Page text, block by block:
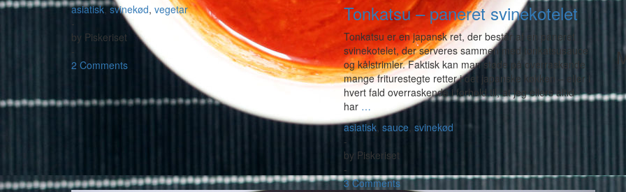
asiatisk,svinekød, vegetar
-
by Piskeriset
-
2 Comments
Tonkatsu – paneret svinekotelet
Tonkatsu er en japansk ret, der består af en paneret
svinekotelet, der serveres sammen med tonkatsusauce
og kålstrimler. Faktisk kan man støde på overraskende
mange friturestegte retter i det japanske køkken – eller i
hvert fald overraskende i forhold til, at jeg ellers altid
har …
asiatisk, sauce, svinekød
-
by Piskeriset
-
3 Comments